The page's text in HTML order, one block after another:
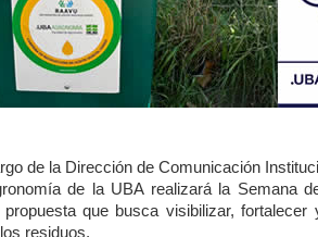
de la Dirección de Comunicación
de la UBA realizará la Semana
que busca visibilizar,
residuos.